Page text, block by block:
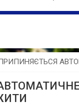
ПРИПИНЯЄТЬСЯ